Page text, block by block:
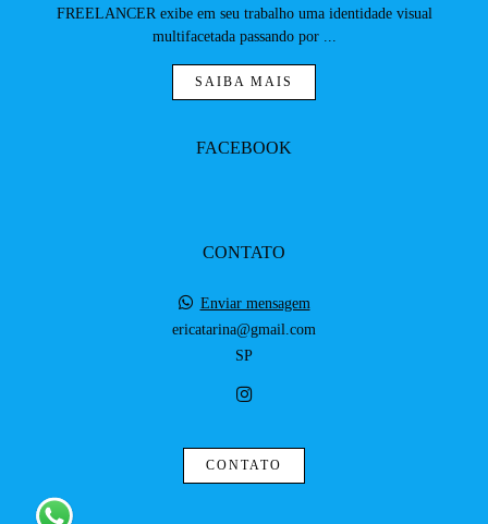
FREELANCER exibe em seu trabalho uma identidade visual
multifacetada passando por ...
SAIBA MAIS
FACEBOOK
CONTATO
Enviar mensagem
ericatarina@gmail.com
SP
CONTATO